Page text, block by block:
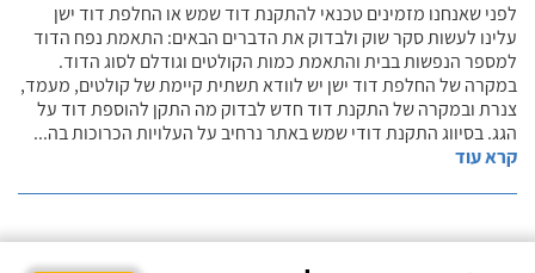
לפני שאנחנו מזמינים טכנאי להתקנת דוד שמש או החלפת דוד ישן
עלינו לעשות סקר שוק ולבדוק את הדברים הבאים: התאמת נפח הדוד
למספר הנפשות בבית והתאמת כמות הקולטים וגודלם לסוג הדוד.
במקרה של החלפת דוד ישן יש לוודא תשתית קיימת של קולטים, מעמד,
צנרת ובמקרה של התקנת דוד חדש לבדוק מה התקן להוספת דוד על
הגג. בסיווג התקנת דודי שמש באתר נרחיב על העלויות הכרוכות בה...
קרא עוד